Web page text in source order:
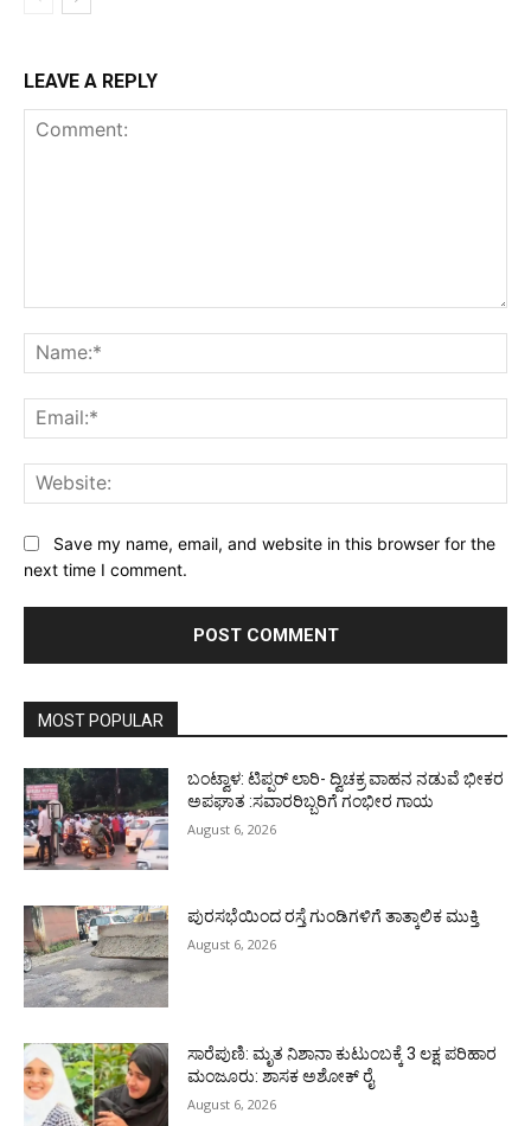
LEAVE A REPLY
Save my name, email, and website in this browser for the
next time I comment.
MOST POPULAR
ಬಂಟ್ವಾಳ: ಟಿಪ್ಪರ್ ಲಾರಿ- ದ್ವಿಚಕ್ರ ವಾಹನ ನಡುವೆ ಭೀಕರ
ಅಪಘಾತ :ಸವಾರರಿಬ್ಬರಿಗೆ ಗಂಭೀರ ಗಾಯ
August 6, 2026
ಪುರಸಭೆಯಿಂದ ರಸ್ತೆ ಗುಂಡಿಗಳಿಗೆ ತಾತ್ಕಾಲಿಕ ಮುಕ್ತಿ
August 6, 2026
ಸಾರೆಪುಣಿ: ಮೃತ ನಿಶಾನಾ ಕುಟುಂಬಕ್ಕೆ 3 ಲಕ್ಷ ಪರಿಹಾರ
ಮಂಜೂರು: ಶಾಸಕ ಅಶೋಕ್ ರೈ
August 6, 2026